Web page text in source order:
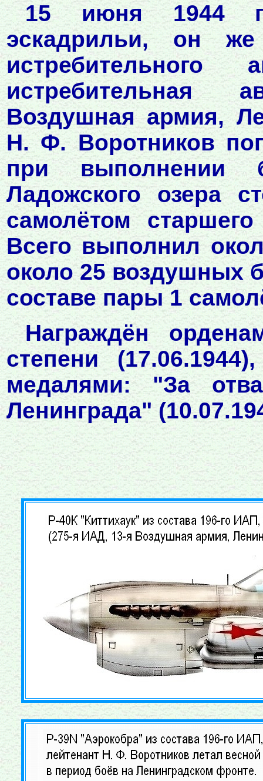
15 июня 1944
эскадрильи, он же
истребительного
истребительная
Воздушная армия,
Н. Ф. Воротников
при выполнении
Ладожского озера
самолётом
Всего выполнил
около 25 воздушных
составе пары 1
Награждён
степени
медалями: "За
Ленинграда"